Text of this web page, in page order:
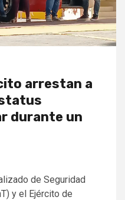
arrestan a
durante un
de Seguridad
y el Ejército de